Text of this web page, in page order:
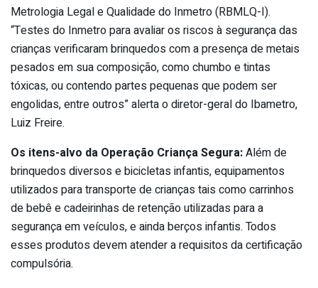
Metrologia Legal e Qualidade do Inmetro (RBMLQ-I).
“Testes do Inmetro para avaliar os riscos à segurança das
crianças verificaram brinquedos com a presença de metais
pesados em sua composição, como chumbo e tintas
tóxicas, ou contendo partes pequenas que podem ser
engolidas, entre outros” alerta o diretor-geral do Ibametro,
Luiz Freire.
Os itens-alvo da Operação Criança Segura:Além de
brinquedos diversos e bicicletas infantis, equipamentos
utilizados para transporte de crianças tais como carrinhos
de bebê e cadeirinhas de retenção utilizadas para a
segurança em veículos, e ainda berços infantis. Todos
esses produtos devem atender a requisitos da certificação
compulsória.